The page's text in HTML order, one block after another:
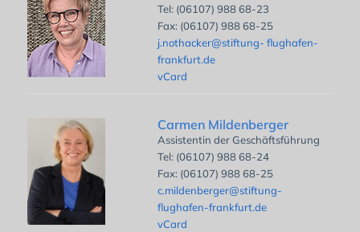
Tel: (06107) 988 68-23
Fax: (06107) 988 68-25
j.nothacker@stiftung- flughafen-
frankfurt.de
vCard
Carmen Mildenberger
Assistentin der Geschäftsführung
Tel: (06107) 988 68-24
Fax: (06107) 988 68-25
c.mildenberger@stiftung-
flughafen-frankfurt.de
vCard